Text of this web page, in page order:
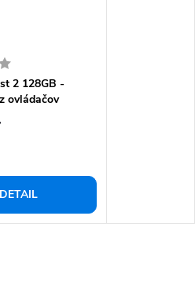
2 128GB -
ovládačov
DETAIL